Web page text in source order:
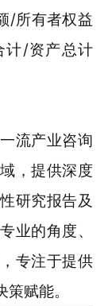
/所有者权益
计/资产总计
流产业咨询
，提供深度
研究报告及
业的角度、
专注于提供
赋能。